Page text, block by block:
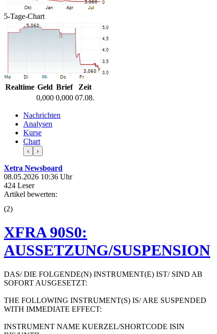
5-Tage-Chart
Realtime Geld Brief
Zeit
0,000 0,000 07.08.
Nachrichten
Analysen
Kurse
Chart
‹ ›
Xetra Newsboard
08.05.2026 10:36 Uhr
424 Leser
Artikel bewerten:
(2)
XFRA 90S0:
AUSSETZUNG/SUSPENSION
DAS/ DIE FOLGENDE(N) INSTRUMENT(E) IST/ SIND AB
SOFORT AUSGESETZT:
THE FOLLOWING INSTRUMENT(S) IS/ ARE SUSPENDED
WITH IMMEDIATE EFFECT:
INSTRUMENT NAME KUERZEL/SHORTCODE ISIN